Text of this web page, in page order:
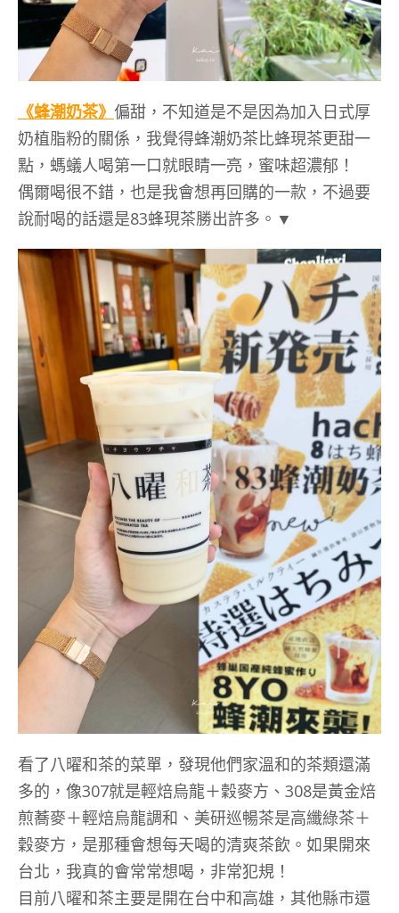
《蜂潮奶茶》 偏甜，不知道是不是因為加入日式厚
奶植脂粉的關係，我覺得蜂潮奶茶比蜂現茶更甜一
點，螞蟻人喝第一口就眼睛一亮，蜜味超濃郁！
偶爾喝很不錯，也是我會想再回購的一款，不過要
說耐喝的話還是83蜂現茶勝出許多。▼
看了八曜和茶的菜單，發現他們家溫和的茶類還滿
多的，像307就是輕焙烏龍＋穀麥方、308是黃金焙
煎蕎麥＋輕焙烏龍調和、美研巡暢茶是高纖綠茶＋
穀麥方，是那種會想每天喝的清爽茶飲。如果開來
台北，我真的會常常想喝，非常犯規！
目前八曜和茶主要是開在台中和高雄，其他縣市還